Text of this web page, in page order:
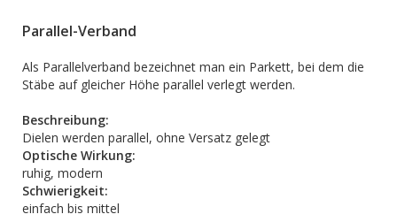
Parallel-Verband
Als Parallelverband bezeichnet man ein Parkett, bei dem die
Stäbe auf gleicher Höhe parallel verlegt werden.
Beschreibung:
Dielen werden parallel, ohne Versatz gelegt
Optische Wirkung:
ruhig, modern
Schwierigkeit:
einfach bis mittel